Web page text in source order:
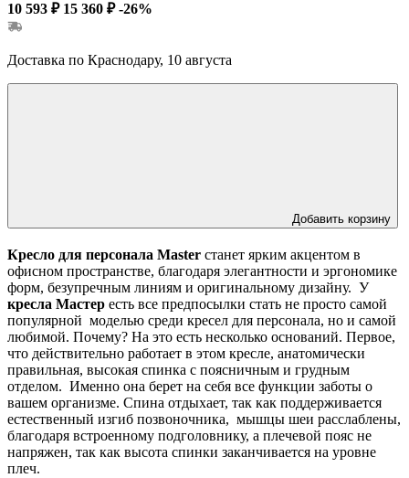
10 593 ₽ 15 360 ₽ -26%
Доставка по Краснодару, 10 августа
Добавить корзину
Кресло для персонала Master станет ярким акцентом в
офисном пространстве, благодаря элегантности и эргономике
форм, безупречным линиям и оригинальному дизайну. У
кресла Мастер есть все предпосылки стать не просто самой
популярной моделью среди кресел для персонала, но и самой
любимой. Почему? На это есть несколько оснований. Первое,
что действительно работает в этом кресле, анатомически
правильная, высокая спинка с поясничным и грудным
отделом. Именно она берет на себя все функции заботы о
вашем организме. Спина отдыхает, так как поддерживается
естественный изгиб позвоночника, мышцы шеи расслаблены,
благодаря встроенному подголовнику, а плечевой пояс не
напряжен, так как высота спинки заканчивается на уровне
плеч.